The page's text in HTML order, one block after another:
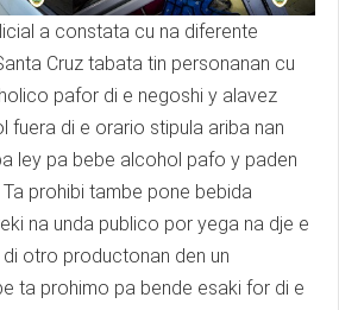
a constata cu na diferente
Cruz tabata tin personanan cu
pafor di e negoshi y alavez
fuera di e orario stipula ariba nan
ley pa bebe alcohol pafo y paden
prohibi tambe pone bebida
na unda publico por yega na dje e
otro productonan den un
ta prohimo pa bende esaki for di e